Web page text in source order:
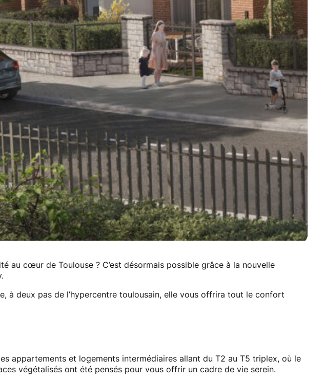
au cœur de Toulouse ? C’est désormais possible grâce à la nouvelle
à deux pas de l’hypercentre toulousain, elle vous offrira tout le confort
appartements et logements intermédiaires allant du T2 au T5 triplex, où le
végétalisés ont été pensés pour vous offrir un cadre de vie serein.